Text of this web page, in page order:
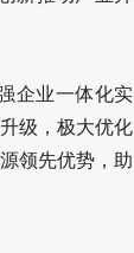
企业一体化实
级，极大优化
领先优势，助